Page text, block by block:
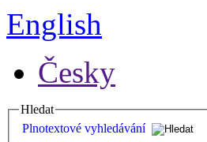
English
Česky
Hledat
Plnotextové vyhledávání